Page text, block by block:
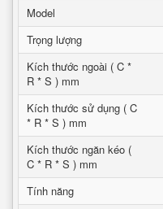
Model
Trọng lượng
Kích thước ngoài ( C *
R * S ) mm
Kích thước sử dụng ( C
* R * S ) mm
Kích thước ngăn kéo (
C * R * S ) mm
Tính năng